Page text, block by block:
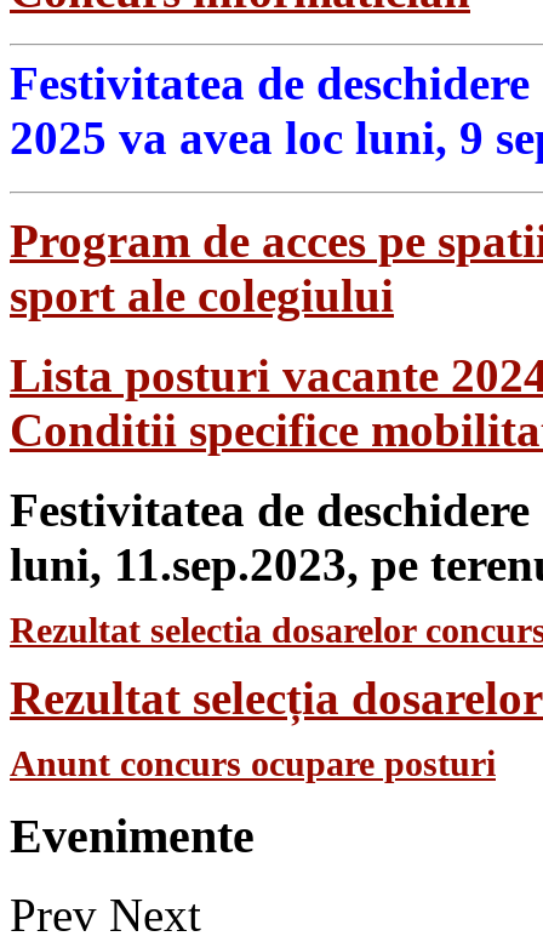
Festivitatea de
2025 va avea loc luni, 9
Program de acces pe
sport ale colegiului
Lista posturi vacante
Conditii specifice
Festivitatea de
luni, 11.sep.2023, pe
Rezultat selectia dosarelor
Rezultat selecția
Anunt concurs ocupare posturi
Evenimente
Prev Next